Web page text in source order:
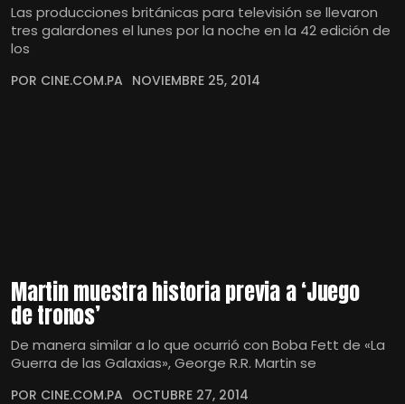
Las producciones británicas para televisión se llevaron
tres galardones el lunes por la noche en la 42 edición de
los
POR CINE.COM.PA NOVIEMBRE 25, 2014
Martin muestra historia previa a ‘Juego
de tronos’
De manera similar a lo que ocurrió con Boba Fett de «La
Guerra de las Galaxias», George R.R. Martin se
POR CINE.COM.PA OCTUBRE 27, 2014